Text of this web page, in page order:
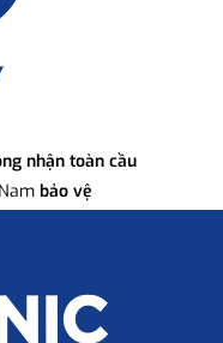
nhận toàn cầu
bảo vệ